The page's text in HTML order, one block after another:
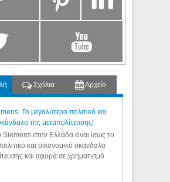
Σχόλια Αρχείο
Το μεγαλύτερο πολιτικό και
της μεταπολίτευσης!
στην Ελλάδα είναι ίσως το
και οικονομικό σκάνδαλο
και αφορά σε χρηματισμό